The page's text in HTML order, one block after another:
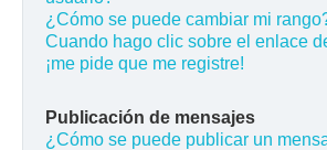
¿Cómo se puede cambiar mi
Cuando hago clic sobre el enlace
¡me pide que me registre!
Publicación de mensajes
¿Cómo se puede publicar un